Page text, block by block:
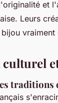
et
Leurs
traditions